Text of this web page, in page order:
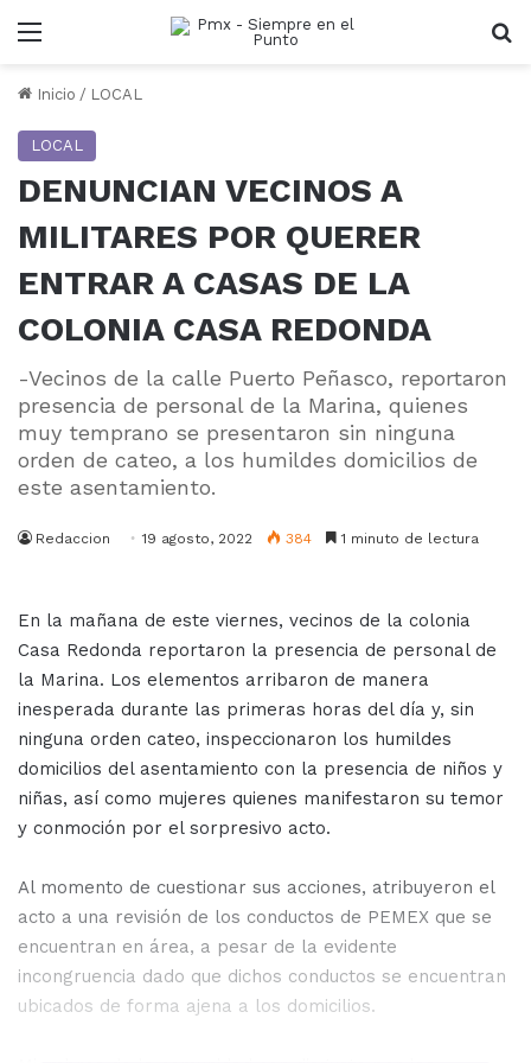
Menu
Inicio / LOCAL
LOCAL
DENUNCIAN VECINOS A
MILITARES POR QUERER
ENTRAR A CASAS DE LA
COLONIA CASA REDONDA
-Vecinos de la calle Puerto Peñasco, reportaron
presencia de personal de la Marina, quienes
muy temprano se presentaron sin ninguna
orden de cateo, a los humildes domicilios de
este asentamiento.
Redaccion 19 agosto, 2022 384 1 minuto de lectura
En la mañana de este viernes, vecinos de la colonia
Casa Redonda reportaron la presencia de personal de
la Marina. Los elementos arribaron de manera
inesperada durante las primeras horas del día y, sin
ninguna orden cateo, inspeccionaron los humildes
domicilios del asentamiento con la presencia de niños y
niñas, así como mujeres quienes manifestaron su temor
y conmoción por el sorpresivo acto.
Al momento de cuestionar sus acciones, atribuyeron el
acto a una revisión de los conductos de PEMEX que se
encuentran en área, a pesar de la evidente
incongruencia dado que dichos conductos se encuentran
ubicados de forma ajena a los domicilios.